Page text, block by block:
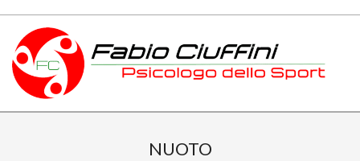
content
PSICOLOGO
NUOTO